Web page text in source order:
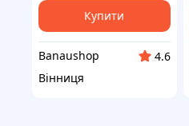
Купити
Banaushop
4.6
Вінниця